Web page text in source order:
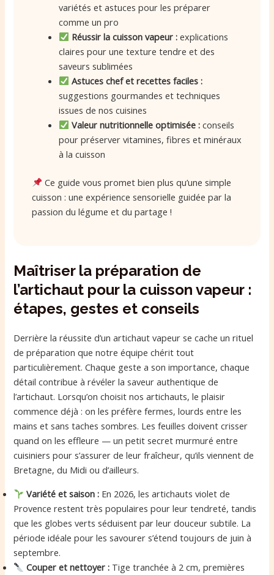
variétés et astuces pour les préparer
comme un pro
Réussir la cuisson vapeur :explications
claires pour une texture tendre et des
saveurs sublimées
Astuces chef et recettes faciles :
suggestions gourmandes et techniques
issues de nos cuisines
Valeur nutritionnelle optimisée :conseils
pour préserver vitamines, fibres et minéraux
à la cuisson
Ce guide vous promet bien plus qu’une simple
cuisson : une expérience sensorielle guidée par la
passion du légume et du partage !
Maîtriser la préparation de
l’artichaut pour la cuisson vapeur :
étapes, gestes et conseils
Derrière la réussite d’un artichaut vapeur se cache un rituel
de préparation que notre équipe chérit tout
particulièrement. Chaque geste a son importance, chaque
détail contribue à révéler la saveur authentique de
l’artichaut. Lorsqu’on choisit nos artichauts, le plaisir
commence déjà : on les préfère fermes, lourds entre les
mains et sans taches sombres. Les feuilles doivent crisser
quand on les effleure — un petit secret murmuré entre
cuisiniers pour s’assurer de leur fraîcheur, qu’ils viennent de
Bretagne, du Midi ou d’ailleurs.
Variété et saison : En 2026, les artichauts violet de
Provence restent très populaires pour leur tendreté, tandis
que les globes verts séduisent par leur douceur subtile. La
période idéale pour les savourer s’étend toujours de juin à
septembre.
Couper et nettoyer : Tige tranchée à 2 cm, premières